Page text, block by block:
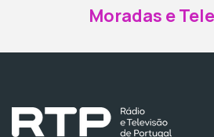
Moradas e